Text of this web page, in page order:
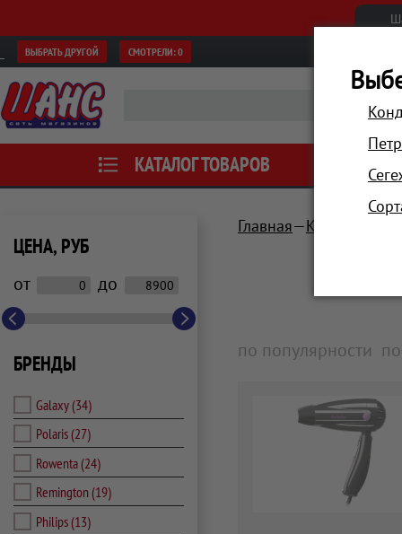
ВЫБРАТЬ ДРУГОЙ СМОТРЕЛИ:0
КАТАЛОГ ТОВАРОВ АКЦИИ
ЦЕНА, РУБ
от до
БРЕНДЫ
Galaxy(34)
Polaris(27)
Rowenta(24)
Remington (19)
Philips(13)
Главная Красота и
по популярности